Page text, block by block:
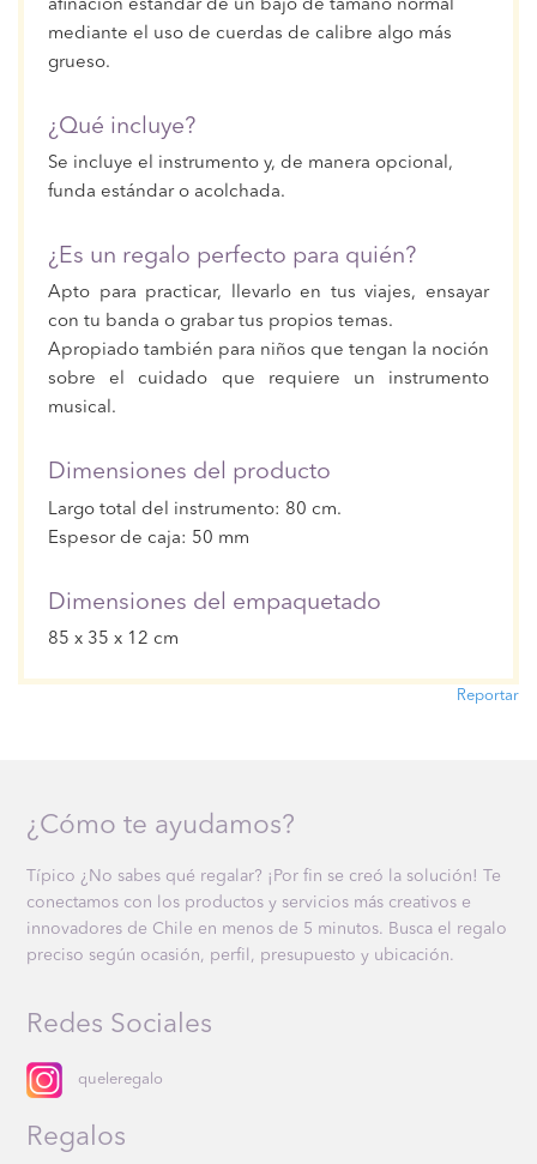
afinación estándar de un bajo de tamaño normal
mediante el uso de cuerdas de calibre algo más
grueso.
¿Qué incluye?
Se incluye el instrumento y, de manera opcional,
funda estándar o acolchada.
¿Es un regalo perfecto para quién?
Apto para practicar, llevarlo en tus viajes, ensayar
con tu banda o grabar tus propios temas.
Apropiado también para niños que tengan la noción
sobre el cuidado que requiere un instrumento
musical.
Dimensiones del producto
Largo total del instrumento: 80 cm.
Espesor de caja: 50 mm
Dimensiones del empaquetado
85 x 35 x 12 cm
Reportar
¿Cómo te ayudamos?
Típico ¿No sabes qué regalar? ¡Por fin se creó la solución! Te
conectamos con los productos y servicios más creativos e
innovadores de Chile en menos de 5 minutos. Busca el regalo
preciso según ocasión, perfil, presupuesto y ubicación.
Redes Sociales
queleregalo
Regalos